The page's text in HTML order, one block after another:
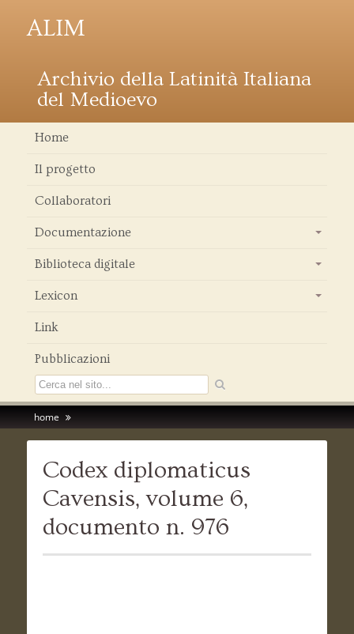
ALIM
Archivio della Latinità Italiana
del Medioevo
Home
Il progetto
Collaboratori
Documentazione
Biblioteca digitale
Lexicon
Link
Pubblicazioni
home
Codex diplomaticus
Cavensis, volume 6,
documento n. 976